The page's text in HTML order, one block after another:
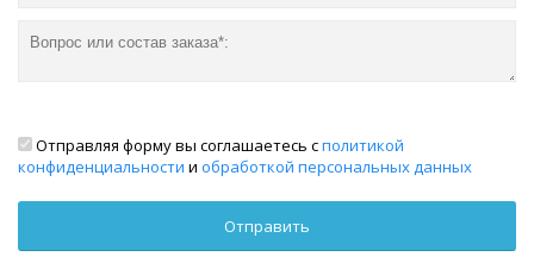
Отправляя форму вы соглашаетесь сполитикой
конфиденциальности и обработкой персональных данных